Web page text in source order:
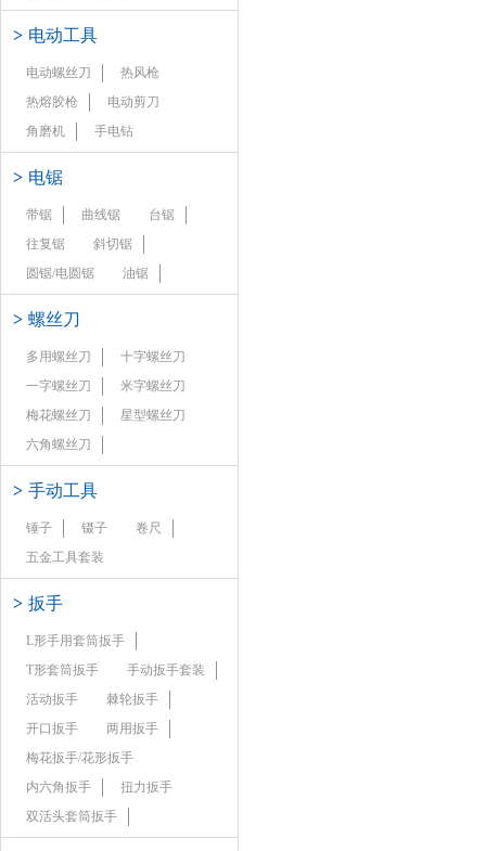
> 电动工具
电动螺丝刀
热风枪
热熔胶枪
电动剪刀
角磨机
手电钻
> 电锯
带锯 曲线锯
台锯
往复锯
斜切锯
圆锯/电圆锯
油锯
> 螺丝刀
多用螺丝刀
十字螺丝刀
一字螺丝刀
米字螺丝刀
梅花螺丝刀
星型螺丝刀
六角螺丝刀
> 手动工具
锤子 镊子
卷尺
五金工具套装
> 扳手
L形手用套筒扳手
T形套筒扳手
手动扳手套装
活动扳手
棘轮扳手
开口扳手
两用扳手
梅花扳手/花形扳手
内六角扳手
扭力扳手
双活头套筒扳手